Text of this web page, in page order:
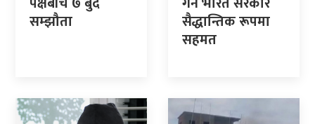
सम्झौता सैद्धान्तिक रूपमा
सहमत